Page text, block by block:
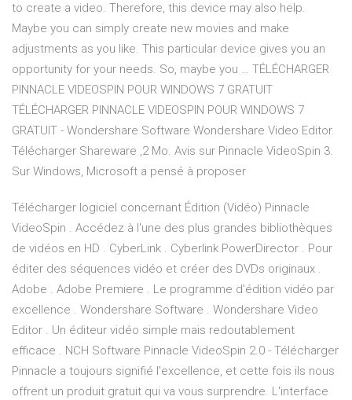
to create a video. Therefore, this device may also help.
Maybe you can simply create new movies and make
adjustments as you like. This particular device gives you an
opportunity for your needs. So, maybe you … TÉLÉCHARGER
PINNACLE VIDEOSPIN POUR WINDOWS 7 GRATUIT
TÉLÉCHARGER PINNACLE VIDEOSPIN POUR WINDOWS 7
GRATUIT - Wondershare Software Wondershare Video Editor.
Télécharger Shareware ,2 Mo. Avis sur Pinnacle VideoSpin 3.
Sur Windows, Microsoft a pensé à proposer
Télécharger logiciel concernant Édition (Vidéo) Pinnacle
VideoSpin . Accédez à l'une des plus grandes bibliothèques
de vidéos en HD . CyberLink . Cyberlink PowerDirector . Pour
éditer des séquences vidéo et créer des DVDs originaux .
Adobe . Adobe Premiere . Le programme d'édition vidéo par
excellence . Wondershare Software . Wondershare Video
Editor . Un éditeur vidéo simple mais redoutablement
efficace . NCH Software Pinnacle VideoSpin 2.0 - Télécharger
Pinnacle a toujours signifié l'excellence, et cette fois ils nous
offrent un produit gratuit qui va vous surprendre. L'interface